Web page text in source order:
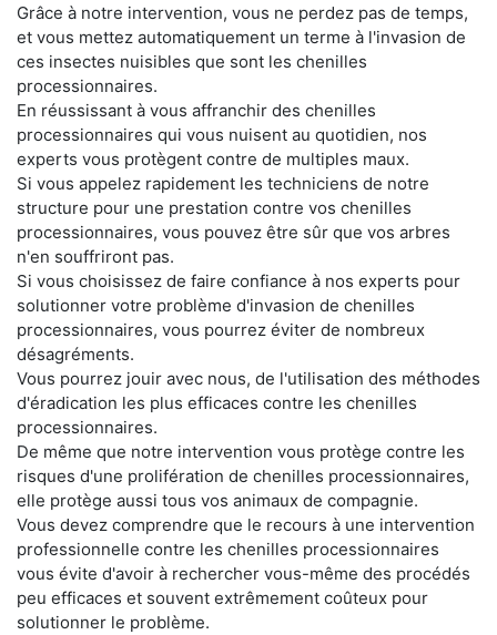
Grâce à notre intervention, vous ne perdez pas de temps,
et vous mettez automatiquement un terme à l'invasion de
ces insectes nuisibles que sont les chenilles
processionnaires.
En réussissant à vous affranchir des chenilles
processionnaires qui vous nuisent au quotidien, nos
experts vous protègent contre de multiples maux.
Si vous appelez rapidement les techniciens de notre
structure pour une prestation contre vos chenilles
processionnaires, vous pouvez être sûr que vos arbres
n'en souffriront pas.
Si vous choisissez de faire confiance à nos experts pour
solutionner votre problème d'invasion de chenilles
processionnaires, vous pourrez éviter de nombreux
désagréments.
Vous pourrez jouir avec nous, de l'utilisation des méthodes
d'éradication les plus efficaces contre les chenilles
processionnaires.
De même que notre intervention vous protège contre les
risques d'une prolifération de chenilles processionnaires,
elle protège aussi tous vos animaux de compagnie.
Vous devez comprendre que le recours à une intervention
professionnelle contre les chenilles processionnaires
vous évite d'avoir à rechercher vous-même des procédés
peu efficaces et souvent extrêmement coûteux pour
solutionner le problème.